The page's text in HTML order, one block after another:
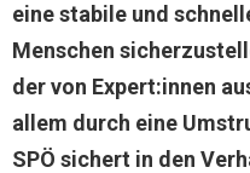
eine stabile und
Menschen
der von Expert:innen
allem durch eine
SPÖ sichert in den